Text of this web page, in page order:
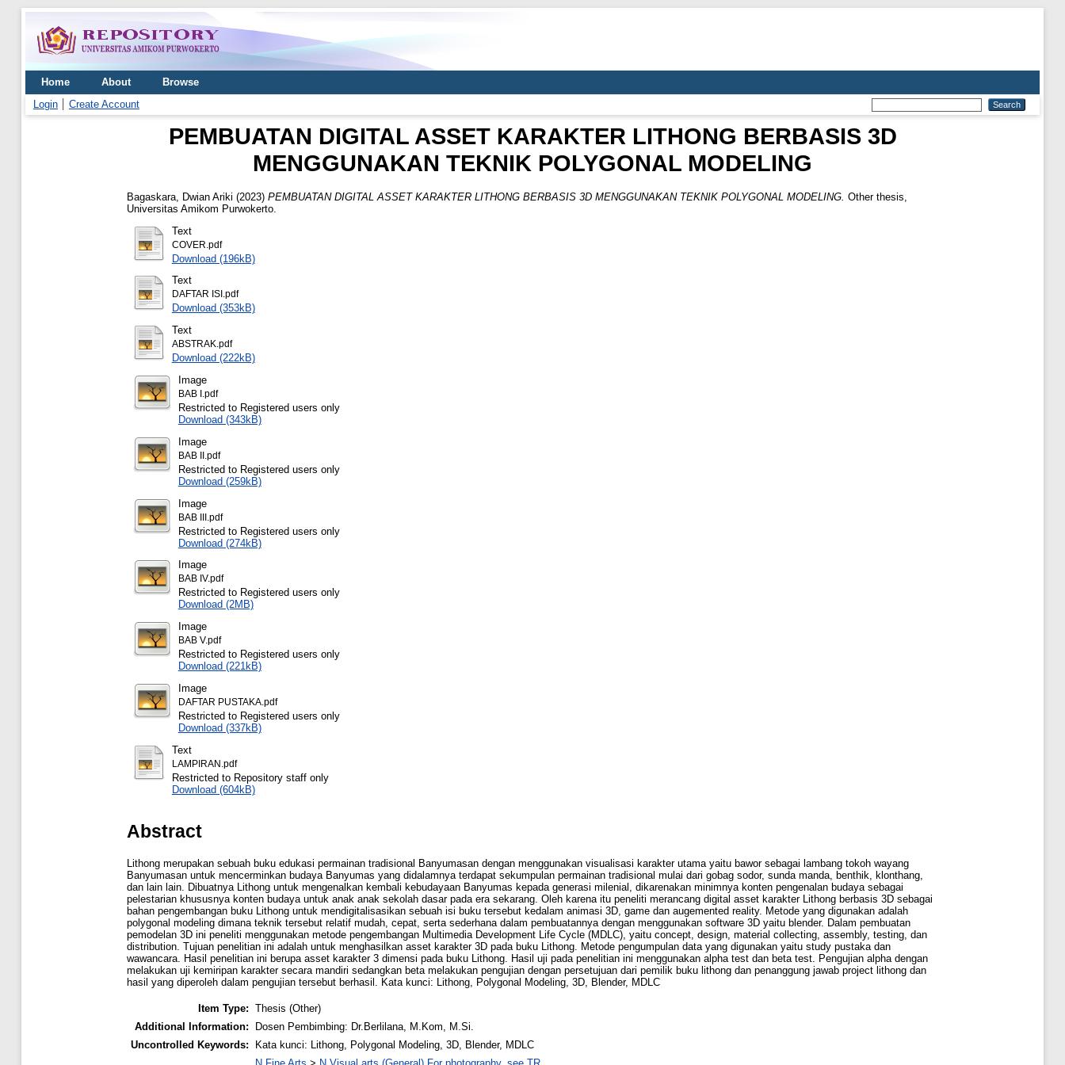
Home About
Browse
Login
Create Account
PEMBUATAN DIGITAL ASSET KARAKTER LITHONG BERBASIS 3D
MENGGUNAKAN TEKNIK POLYGONAL MODELING
Bagaskara, Dwian Ariki (2023) PEMBUATAN DIGITAL ASSET KARAKTER LITHONG BERBASIS 3D MENGGUNAKAN TEKNIK POLYGONAL MODELING. Other thesis,
Universitas Amikom Purwokerto.
Text
COVER.pdf
Download (196kB)
Text
DAFTAR ISI.pdf
Download (353kB)
Text
ABSTRAK.pdf
Download (222kB)
Image
BAB I.pdf
Restricted to Registered users only
Download (343kB)
Image
BAB II.pdf
Restricted to Registered users only
Download (259kB)
Image
BAB III.pdf
Restricted to Registered users only
Download (274kB)
Image
BAB IV.pdf
Restricted to Registered users only
Download (2MB)
Image
BAB V.pdf
Restricted to Registered users only
Download (221kB)
Image
DAFTAR PUSTAKA.pdf
Restricted to Registered users only
Download (337kB)
Text
LAMPIRAN.pdf
Restricted to Repository staff only
Download (604kB)
Abstract
Lithong merupakan sebuah buku edukasi permainan tradisional Banyumasan dengan menggunakan visualisasi karakter utama yaitu bawor sebagai lambang tokoh wayang
Banyumasan untuk mencerminkan budaya Banyumas yang didalamnya terdapat sekumpulan permainan tradisional mulai dari gobag sodor, sunda manda, benthik, klonthang,
dan lain lain. Dibuatnya Lithong untuk mengenalkan kembali kebudayaan Banyumas kepada generasi milenial, dikarenakan minimnya konten pengenalan budaya sebagai
pelestarian khususnya konten budaya untuk anak anak sekolah dasar pada era sekarang. Oleh karena itu peneliti merancang digital asset karakter Lithong berbasis 3D sebagai
bahan pengembangan buku Lithong untuk mendigitalisasikan sebuah isi buku tersebut kedalam animasi 3D, game dan augemented reality. Metode yang digunakan adalah
polygonal modeling dimana teknik tersebut relatif mudah, cepat, serta sederhana dalam pembuatannya dengan menggunakan software 3D yaitu blender. Dalam pembuatan
pemodelan 3D ini peneliti menggunakan metode pengembangan Multimedia Development Life Cycle (MDLC), yaitu concept, design, material collecting, assembly, testing, dan
distribution. Tujuan penelitian ini adalah untuk menghasilkan asset karakter 3D pada buku Lithong. Metode pengumpulan data yang digunakan yaitu study pustaka dan
wawancara. Hasil penelitian ini berupa asset karakter 3 dimensi pada buku Lithong. Hasil uji pada penelitian ini menggunakan alpha test dan beta test. Pengujian alpha dengan
melakukan uji kemiripan karakter secara mandiri sedangkan beta melakukan pengujian dengan persetujuan dari pemilik buku lithong dan penanggung jawab project lithong dan
hasil yang diperoleh dalam pengujian tersebut berhasil. Kata kunci: Lithong, Polygonal Modeling, 3D, Blender, MDLC
Item Type: Thesis (Other)
Additional Information:
Dosen Pembimbing: Dr.Berlilana, M.Kom, M.Si.
Uncontrolled Keywords:
Kata kunci: Lithong, Polygonal Modeling, 3D, Blender, MDLC